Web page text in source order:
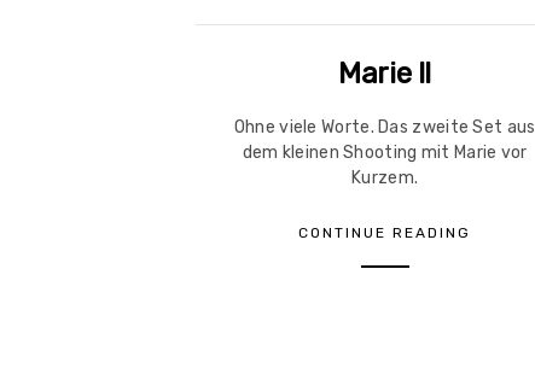
Marie II
Ohne viele Worte. Das zweite Set aus
dem kleinen Shooting mit Marie vor
Kurzem.
CONTINUE READING